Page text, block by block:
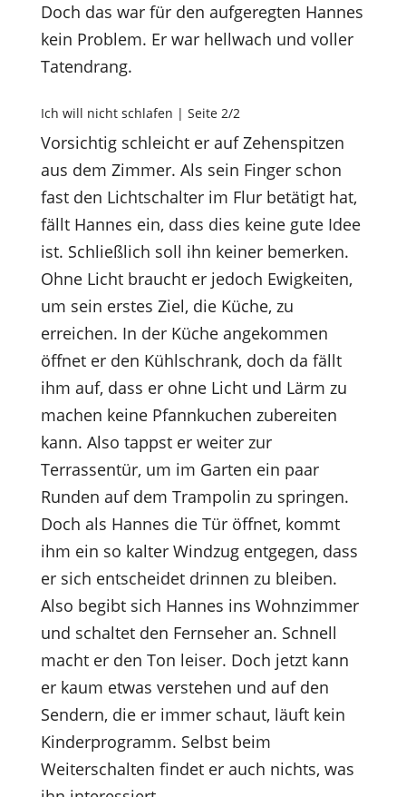
Doch das war für den aufgeregten Hannes
kein Problem. Er war hellwach und voller
Tatendrang.
Ich will nicht schlafen | Seite 2/2
Vorsichtig schleicht er auf Zehenspitzen
aus dem Zimmer. Als sein Finger schon
fast den Lichtschalter im Flur betätigt hat,
fällt Hannes ein, dass dies keine gute Idee
ist. Schließlich soll ihn keiner bemerken.
Ohne Licht braucht er jedoch Ewigkeiten,
um sein erstes Ziel, die Küche, zu
erreichen. In der Küche angekommen
öffnet er den Kühlschrank, doch da fällt
ihm auf, dass er ohne Licht und Lärm zu
machen keine Pfannkuchen zubereiten
kann. Also tappst er weiter zur
Terrassentür, um im Garten ein paar
Runden auf dem Trampolin zu springen.
Doch als Hannes die Tür öffnet, kommt
ihm ein so kalter Windzug entgegen, dass
er sich entscheidet drinnen zu bleiben.
Also begibt sich Hannes ins Wohnzimmer
und schaltet den Fernseher an. Schnell
macht er den Ton leiser. Doch jetzt kann
er kaum etwas verstehen und auf den
Sendern, die er immer schaut, läuft kein
Kinderprogramm. Selbst beim
Weiterschalten findet er auch nichts, was